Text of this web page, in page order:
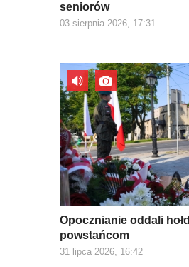
seniorów
03 sierpnia 2026, 17:31
Opocznianie oddali hołd
powstańcom
31 lipca 2026, 16:42